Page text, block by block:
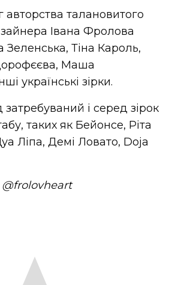
талановитого
Івана Фролова
Тіна Кароль,
Маша
українські зірки.
затребуваний і серед зірок
таких як Бейонсе, Ріта
Ліпа, Демі Ловато, Doja